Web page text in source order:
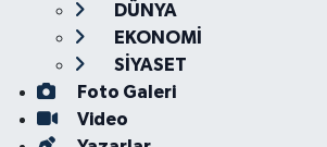
DÜNYA
EKONOMİ
SİYASET
Foto Galeri
Video